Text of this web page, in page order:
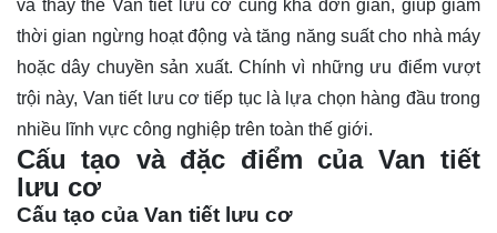
và thay thế Van tiết lưu cơ cũng khá đơn giản, giúp giảm
thời gian ngừng hoạt động và tăng năng suất cho nhà máy
hoặc dây chuyền sản xuất. Chính vì những ưu điểm vượt
trội này, Van tiết lưu cơ tiếp tục là lựa chọn hàng đầu trong
nhiều lĩnh vực công nghiệp trên toàn thế giới.
Cấu tạo và đặc điểm của Van tiết
lưu cơ
Cấu tạo của Van tiết lưu cơ